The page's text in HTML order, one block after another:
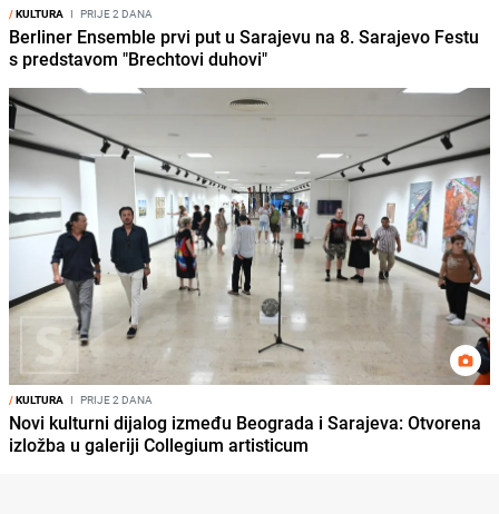
/KULTURA I PRIJE 2 DANA
Berliner Ensemble prvi put u Sarajevu na 8. Sarajevo Festu
s predstavom "Brechtovi duhovi"
/KULTURA I PRIJE 2 DANA
Novi kulturni dijalog između Beograda i Sarajeva: Otvorena
izložba u galeriji Collegium artisticum